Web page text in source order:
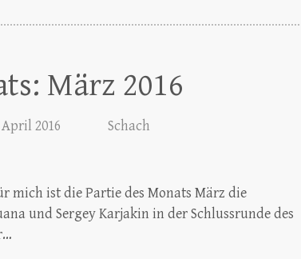
März 2016
2016
Schach
mich ist die Partie des Monats März die
und Sergey Karjakin in der Schlussrunde des